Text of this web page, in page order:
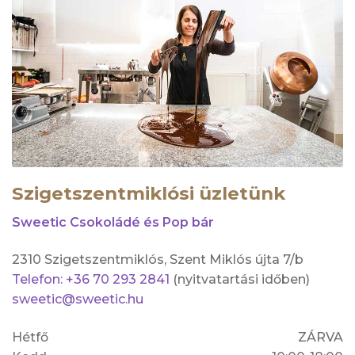
Szigetszentmiklósi üzletünk
Sweetic Csokoládé és Pop bár
2310 Szigetszentmiklós, Szent Miklós újta 7/b
Telefon: +36 70 293 2841 (nyitvatartási időben)
sweetic@sweetic.hu
Hétfő
ZÁRVA